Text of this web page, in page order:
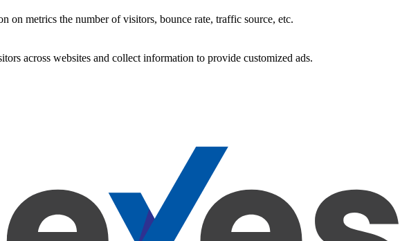
on metrics the number of visitors, bounce rate, traffic source, etc.
across websites and collect information to provide customized ads.